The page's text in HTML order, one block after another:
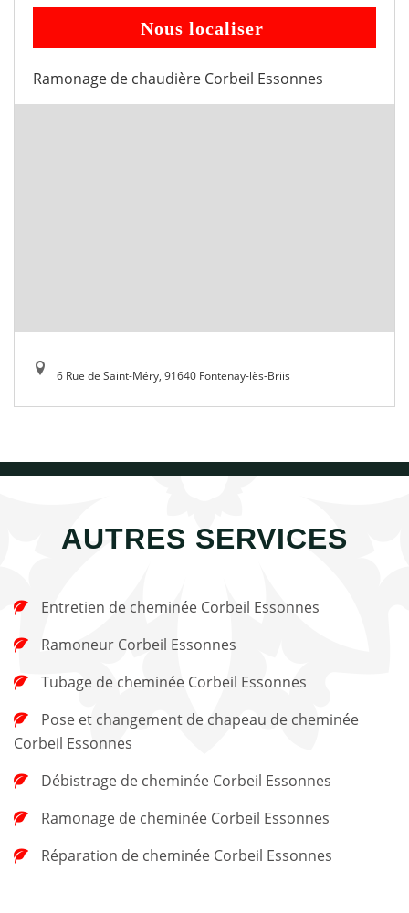
Nous localiser
Ramonage de chaudière Corbeil Essonnes
6 Rue de Saint-Méry, 91640 Fontenay-lès-Briis
AUTRES SERVICES
Entretien de cheminée Corbeil Essonnes
Ramoneur Corbeil Essonnes
Tubage de cheminée Corbeil Essonnes
Corbeil Essonnes
Débistrage de cheminée Corbeil Essonnes
Ramonage de cheminée Corbeil Essonnes
Réparation de cheminée Corbeil Essonnes